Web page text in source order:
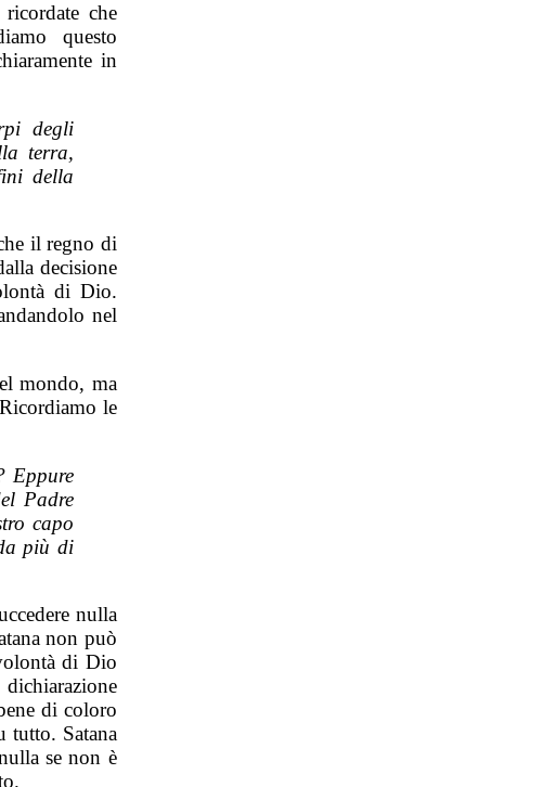
che
questo
in
degli
terra,
della
il regno di
decisione
di Dio.
nel
mondo, ma
le
Eppure
Padre
capo
più di
nulla
non può
di Dio
di coloro
tutto. Satana
se non è